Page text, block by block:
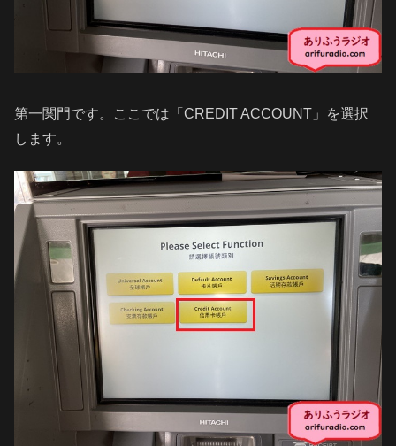
第一関門です。ここでは「CREDIT ACCOUNT」を選択
します。